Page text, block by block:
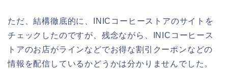
ただ、結構徹底的に、INICコーヒーストアのサイトを
チェックしたのですが、残念ながら、INICコーヒース
トアのお店がラインなどでお得な割引クーポンなどの
情報を配信しているかどうかは分かりませんでした。